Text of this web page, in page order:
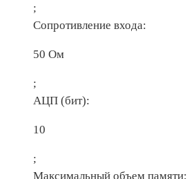
;
Сопротивление входа:
50 Ом
;
АЦП (бит):
10
;
Максимальный объем памяти: